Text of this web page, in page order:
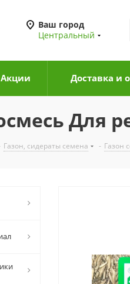
Ваш город
Центральный
Акции Доставка и
Для
Газон, сидераты семена - Газон